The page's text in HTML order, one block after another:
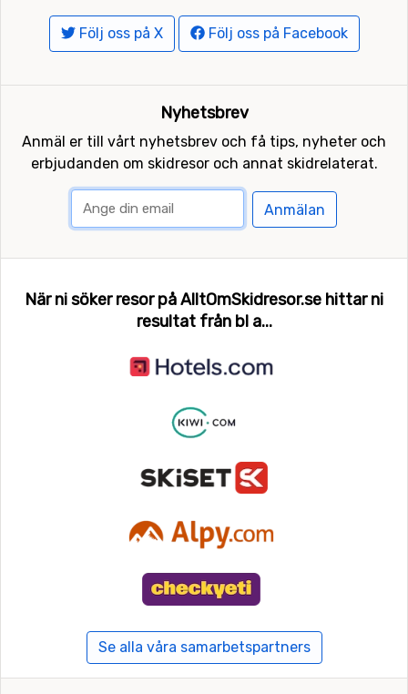
Följ oss på X Följ oss på Facebook
Nyhetsbrev
Anmäl er till vårt nyhetsbrev och få tips, nyheter och
erbjudanden om skidresor och annat skidrelaterat.
Anmälan
När ni söker resor på AlltOmSkidresor.se hittar ni
resultat från bl a...
Se alla våra samarbetspartners